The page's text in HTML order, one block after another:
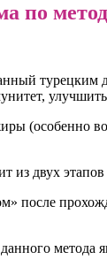
по
улучшить
(особенно
из двух
метода